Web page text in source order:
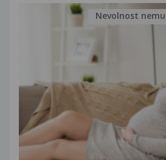
Nevolnost